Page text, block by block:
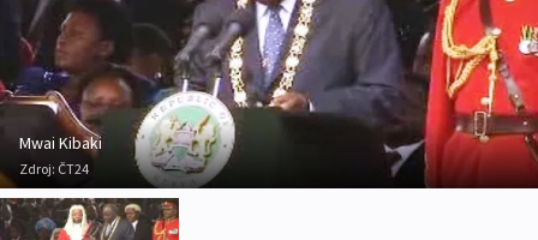
Mwai Kibaki
Zdroj: ČT24